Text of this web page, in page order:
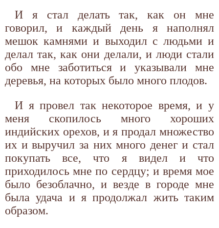
И я стал делать так, как он мне
говорил, и каждый день я наполнял
мешок камнями и выходил с людьми и
делал так, как они делали, и люди стали
обо мне заботиться и указывали мне
деревья, на которых было много плодов.
И я провел так некоторое время, и у
меня скопилось много хороших
индийских орехов, и я продал множество
их и выручил за них много денег и стал
покупать все, что я видел и что
приходилось мне по сердцу; и время мое
было безоблачно, и везде в городе мне
была удача и я продолжал жить таким
образом.